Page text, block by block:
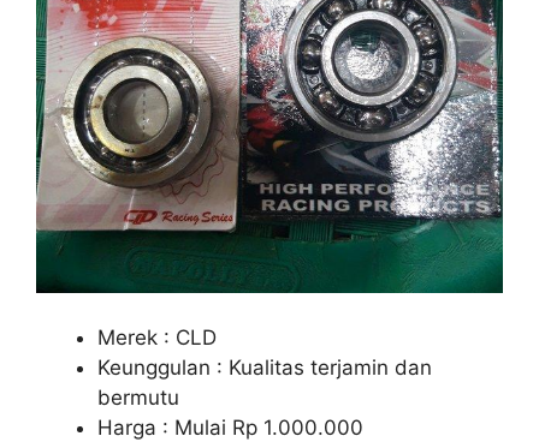
Merek : CLD
Keunggulan : Kualitas terjamin dan
bermutu
Harga : Mulai Rp 1.000.000